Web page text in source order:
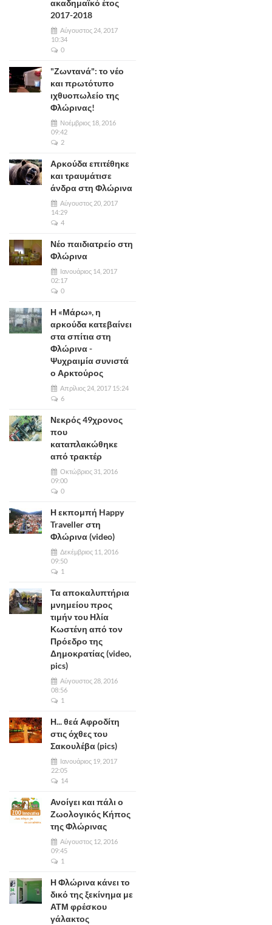
ακαδημαϊκό έτος
2017-2018
Αύγουστος 24, 2017
10:34
0
"Ζωντανά": το νέο
και πρωτότυπο
ιχθυοπωλείο της
Φλώρινας!
Νοέμβριος 18, 2016
09:42
2
Αρκούδα επιτέθηκε
και τραυμάτισε
άνδρα στη Φλώρινα
Αύγουστος 20, 2017
14:29
4
Νέο παιδιατρείο στη
Φλώρινα
Ιανουάριος 14, 2017
02:17
0
Η «Μάρω», η
αρκούδα κατεβαίνει
στα σπίτια στη
Φλώρινα -
Ψυχραιμία συνιστά
ο Αρκτούρος
Απρίλιος 24, 2017 15:24
6
Νεκρός 49χρονος
που
καταπλακώθηκε
από τρακτέρ
Οκτώβριος 31, 2016
09:00
0
Η εκπομπή Happy
Traveller στη
Φλώρινα (video)
Δεκέμβριος 11, 2016
09:50
1
Τα αποκαλυπτήρια
μνημείου προς
τιμήν του Ηλία
Κωστένη από τον
Πρόεδρο της
Δημοκρατίας (video,
pics)
Αύγουστος 28, 2016
08:56
1
Η... θεά Αφροδίτη
στις όχθες του
Σακουλέβα (pics)
Ιανουάριος 19, 2017
22:05
14
Ανοίγει και πάλι ο
Ζωολογικός Κήπος
της Φλώρινας
Αύγουστος 12, 2016
09:45
1
Η Φλώρινα κάνει το
δικό της ξεκίνημα με
ΑΤΜ φρέσκου
γάλακτος